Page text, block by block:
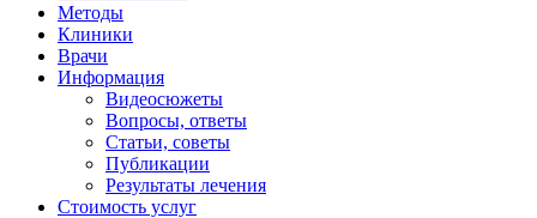
Методы
Клиники
Врачи
Информация
Видеосюжеты
Вопросы, ответы
Статьи, советы
Публикации
Результаты лечения
Стоимость услуг